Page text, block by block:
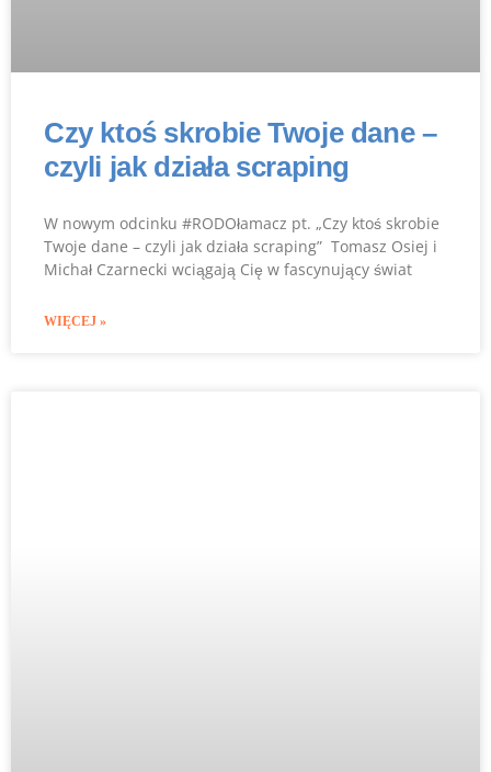
Czy ktoś skrobie Twoje dane –
czyli jak działa scraping
W nowym odcinku #RODOłamacz pt. „Czy ktoś skrobie
Twoje dane – czyli jak działa scraping” Tomasz Osiej i
Michał Czarnecki wciągają Cię w fascynujący świat
WIĘCEJ »